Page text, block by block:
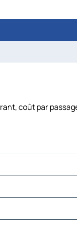
coût par